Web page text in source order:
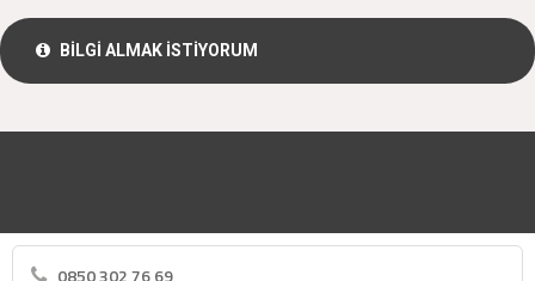
BİLGİ ALMAK İSTİYORUM
0850 302 76 69